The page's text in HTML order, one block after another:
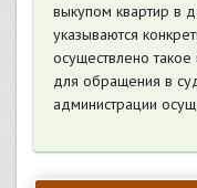
выкупом квартир в
указываются
осуществлено такое
для обращения в
администрации